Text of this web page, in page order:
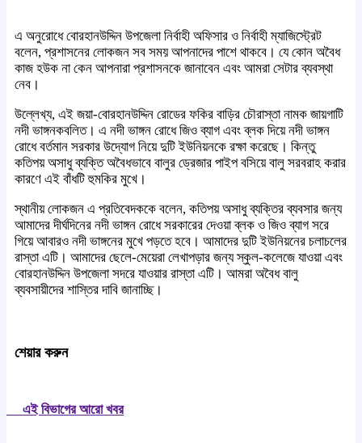
এ অনুরোধে বোরহানউদ্দিন উপজেলা নির্বাহী অফিসার ও নির্বাহী ম্যাজিস্ট্রেট
বলেন, প্রশাসনের লোকজন সব সময় আপনাদের পাশে থাকবে। যে কোন অবৈধ
কাজ হউক না কেন আপনারা প্রশাসনকে জানাবেন এবং আমরা সেটার ব্যবস্থা
নেব।
উল্লেখ্য, এই জয়া-বোরহানউদ্দিন রোডের ফকির বাড়ির চৌরাস্তা নামক জায়গাটি
নদী ভাঙ্গনকবলিত। এ নদী ভাঙ্গন রোধে জিও ব্যাগ এবং ব্লক দিয়ে নদী ভাঙ্গন
রোধে বর্তমান সরকার উদ্যোগ নিয়ে দুটি ইউনিয়নকে রক্ষা করেছে। কিন্তু
কতিপয় অসাধু ব্যক্তি অবৈধভাবে বালুর ড্রেজার পাইপ বসিয়ে বালু সরবরাহ করার
কারণে এই বাঁধটি হুমকির মুখে।
স্থানীয় লোকজন এ প্রতিবেদককে বলেন, কতিপয় অসাধু ব্যক্তির ব্যবসার জন্য
আমাদের দীর্ঘদিনের নদী ভাঙ্গন রোধে সরকারের দেওয়া ব্লক ও জিও ব্যাগ সরে
গিয়ে আবারও নদী ভাঙ্গনের মুখে পড়তে হবে। আমাদের দুটি ইউনিয়নের চলাচলের
রাস্তা এটি। আমাদের ছেলে-মেয়েরা লেখাপড়ার জন্য স্কুল-কলেজে যাওয়া এবং
বোরহানউদ্দিন উপজেলা সদরে যাওয়ার রাস্তা এটি। আমরা অবৈধ বালু
ব্যবসায়ীদের শাস্তির দাবি জানাচ্ছি।
শেয়ার করুন
এই বিভাগের আরো খবর